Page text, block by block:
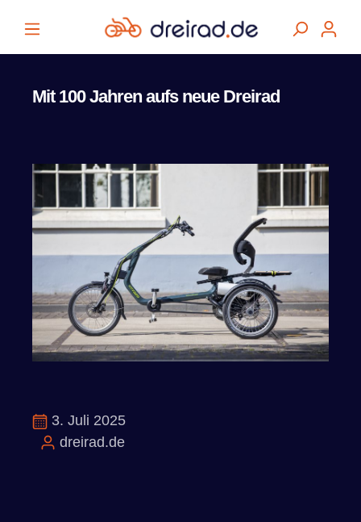
Mit 100 Jahren aufs neue Dreirad
3. Juli 2025
dreirad.de